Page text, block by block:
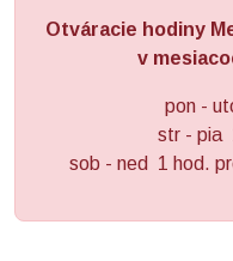
Otváracie hodiny
v
pon -
str - pia
sob - ned 1 hod.